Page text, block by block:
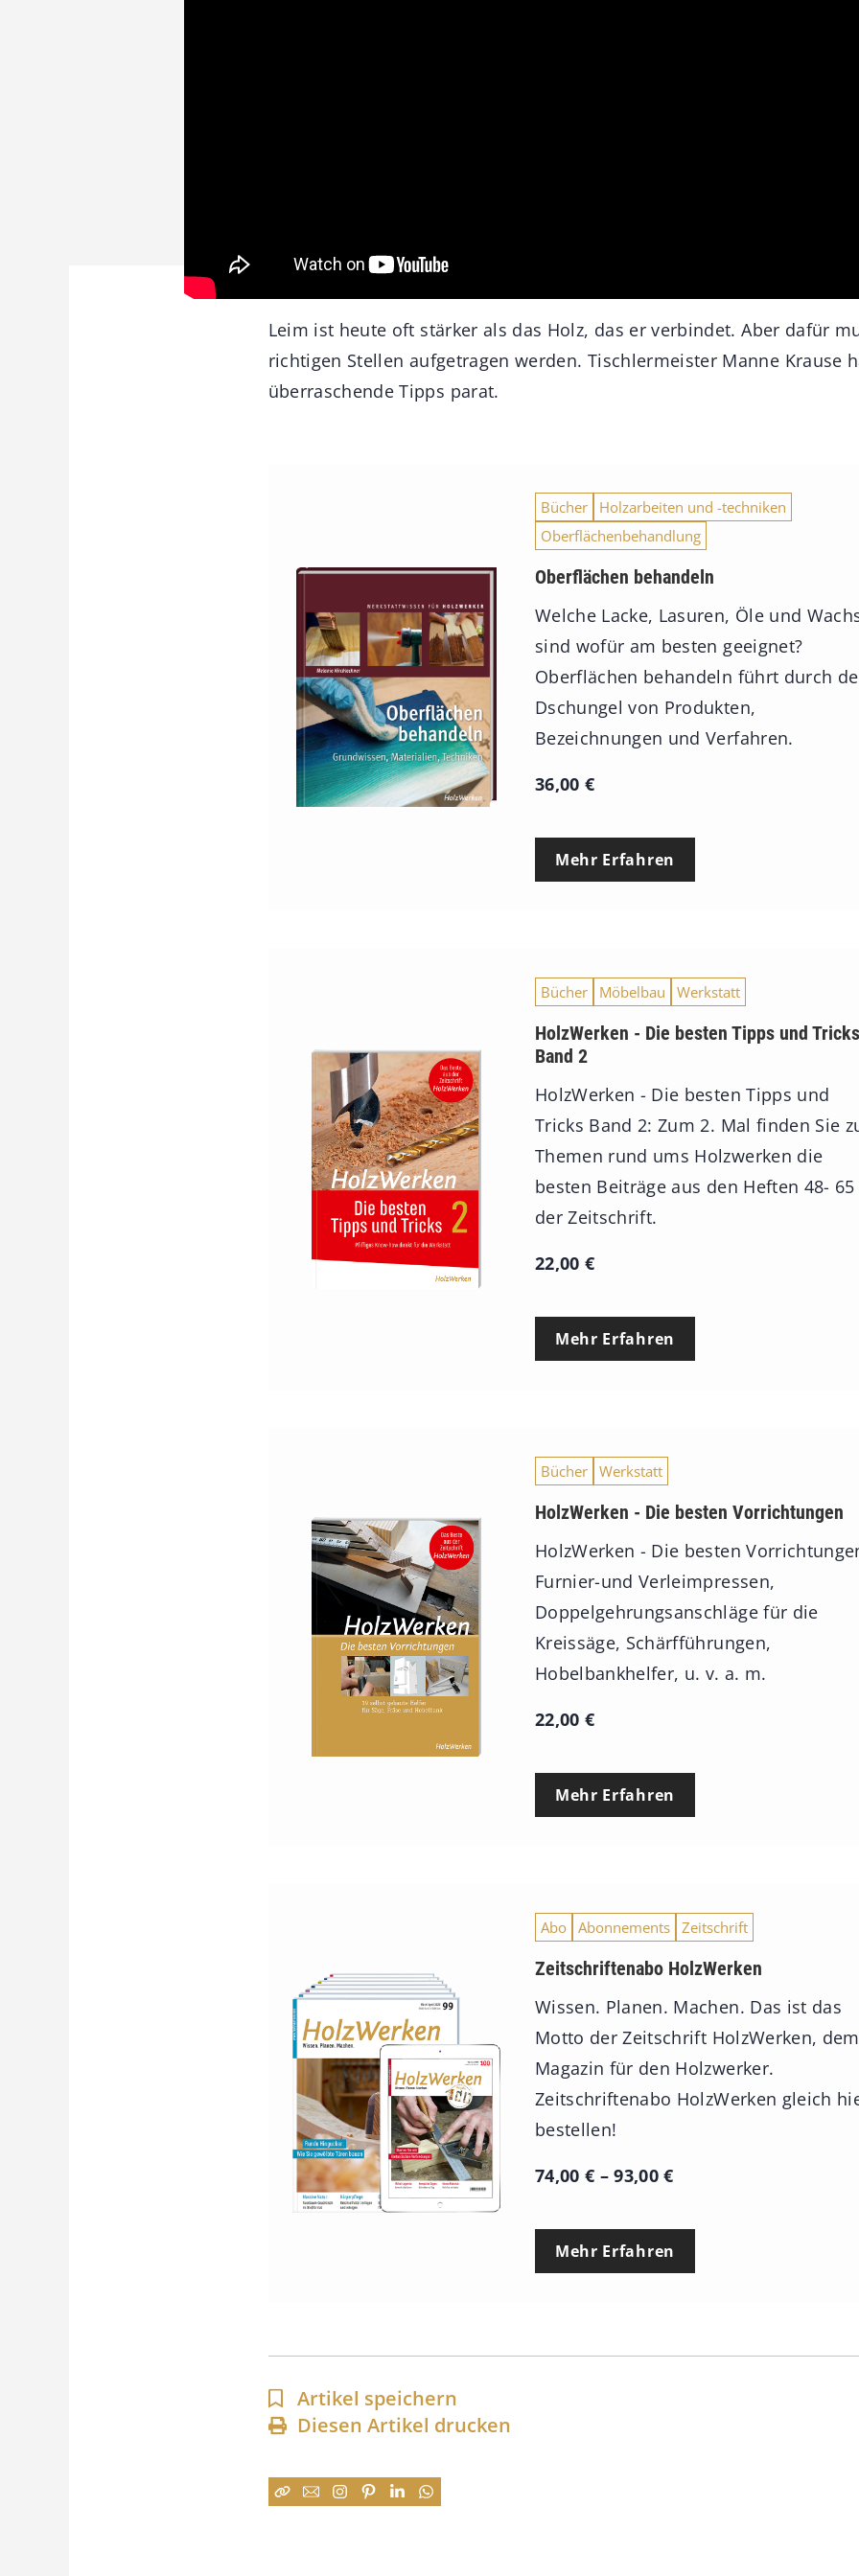
Leim ist heute oft stärker als das Holz, das er verbindet. Aber dafür
richtigen Stellen aufgetragen werden. Tischlermeister Manne Krause
überraschende Tipps parat.
Bücher
Holzarbeiten und -techniken
Oberflächenbehandlung
Oberflächen behandeln
Welche Lacke, Lasuren, Öle und
sind wofür am besten geeignet?
Oberflächen behandeln führt durch
Dschungel von Produkten,
Bezeichnungen und Verfahren.
36,00 €
Mehr Erfahren
Bücher Möbelbau Werkstatt
HolzWerken - Die besten Tipps und Tricks
Band 2
HolzWerken - Die besten Tipps und
Tricks Band 2: Zum 2. Mal finden Sie
Themen rund ums Holzwerken die
besten Beiträge aus den Heften 48- 65
der Zeitschrift.
22,00 €
Mehr Erfahren
Bücher Werkstatt
HolzWerken - Die besten Vorrichtungen
HolzWerken - Die besten
Furnier-und Verleimpressen,
Doppelgehrungsanschläge für die
Kreissäge, Schärfführungen,
Hobelbankhelfer, u. v. a. m.
22,00 €
Mehr Erfahren
Abo Abonnements Zeitschrift
Zeitschriftenabo HolzWerken
Wissen. Planen. Machen. Das ist das
Motto der Zeitschrift HolzWerken, dem
Magazin für den Holzwerker.
Zeitschriftenabo HolzWerken gleich
bestellen!
74,00 € –93,00€P
e
p
Mehr Erfahren
Artikel speichern
Diesen Artikel drucken